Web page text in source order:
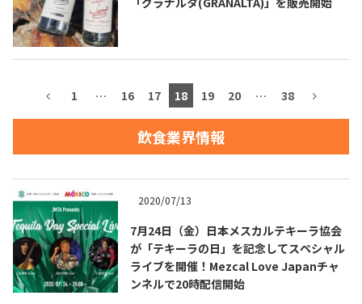
1 … 16 17 18 19 20 … 38
飲食業界情報
2020/07/13
7月24日（金）日本メスカルテキーラ協会
が「テキーラの日」を記念してスペシャル
ライブを開催！Mezcal Love Japanチャ
ンネルで20時配信開始